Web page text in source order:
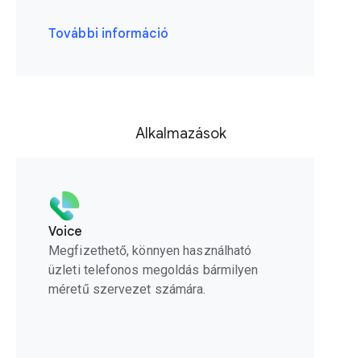
További információ
Alkalmazások
Voice
Megfizethető, könnyen használható
üzleti telefonos megoldás bármilyen
méretű szervezet számára.